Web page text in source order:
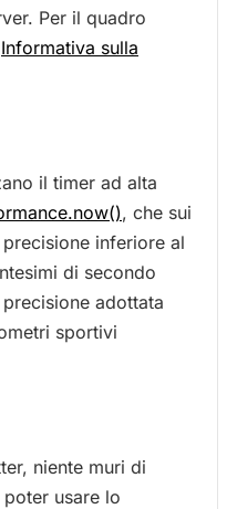
Per il quadro
Informativa sulla
il timer ad alta
, che sui
inferiore al
di secondo
adottata
sportivi
niente muri di
usare lo